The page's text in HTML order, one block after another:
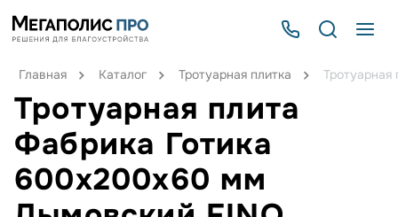
Главная Каталог Тротуарная плитка
Тротуарная плита
Фабрика Готика
600х200х60 мм